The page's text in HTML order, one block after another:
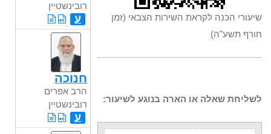
שיעורי הכנה לקראת השירות הצבאי (זמן
חורף תשע"ה)
לשליחת שאלה או הארה בנוגע לשיעור:
רובינשטיין
ע
חנוכה
הרב אפרים
רובינשטיין
ע